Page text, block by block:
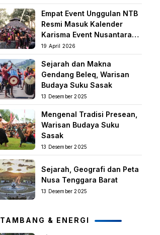
Manifestasi Nilai-nilai
keislaman
Empat Event Unggulan NTB
Resmi Masuk Kalender
Karisma Event Nusantara
(KEN) 2026
19 April 2026
Sejarah dan Makna
Gendang Beleq, Warisan
Budaya Suku Sasak
13 Desember 2025
Mengenal Tradisi Presean,
Warisan Budaya Suku
Sasak
13 Desember 2025
Sejarah, Geografi dan Peta
Nusa Tenggara Barat
13 Desember 2025
TAMBANG & ENERGI